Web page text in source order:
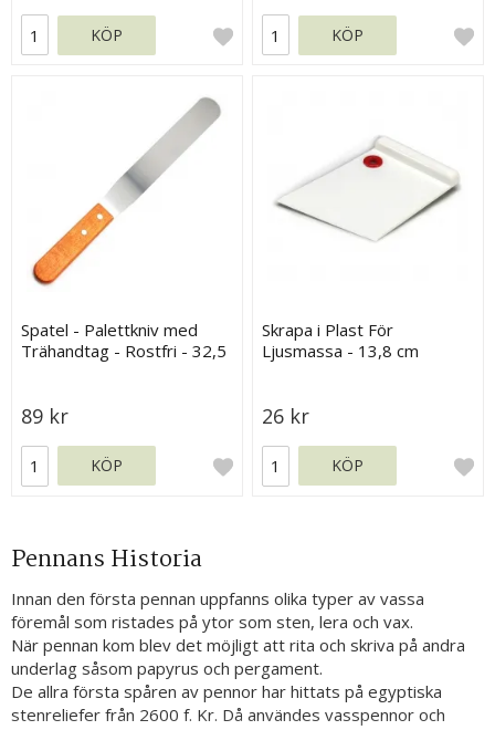
KÖP KÖP
Spatel - Palettkniv med
Trähandtag - Rostfri - 32,5
89 kr
KÖP
Skrapa i Plast För
Ljusmassa - 13,8 cm
26 kr
KÖP
Pennans Historia
Innan den första pennan uppfanns olika typer av vassa
föremål som ristades på ytor som sten, lera och vax.
När pennan kom blev det möjligt att rita och skriva på andra
underlag såsom papyrus och pergament.
De allra första spåren av pennor har hittats på egyptiska
stenreliefer från 2600 f. Kr. Då användes vasspennor och